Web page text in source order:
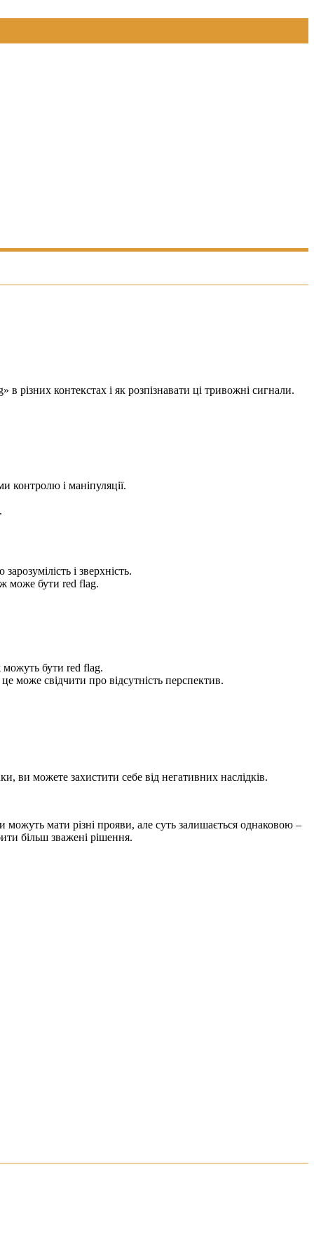
різних контекстах і як розпізнавати ці тривожні сигнали.
контролю і маніпуляції.
і зверхність.
може бути red flag.
можуть бути red flag.
може свідчити про відсутність перспектив.
ви можете захистити себе від негативних наслідків.
мати різні прояви, але суть залишається однаковою –
більш зважені рішення.